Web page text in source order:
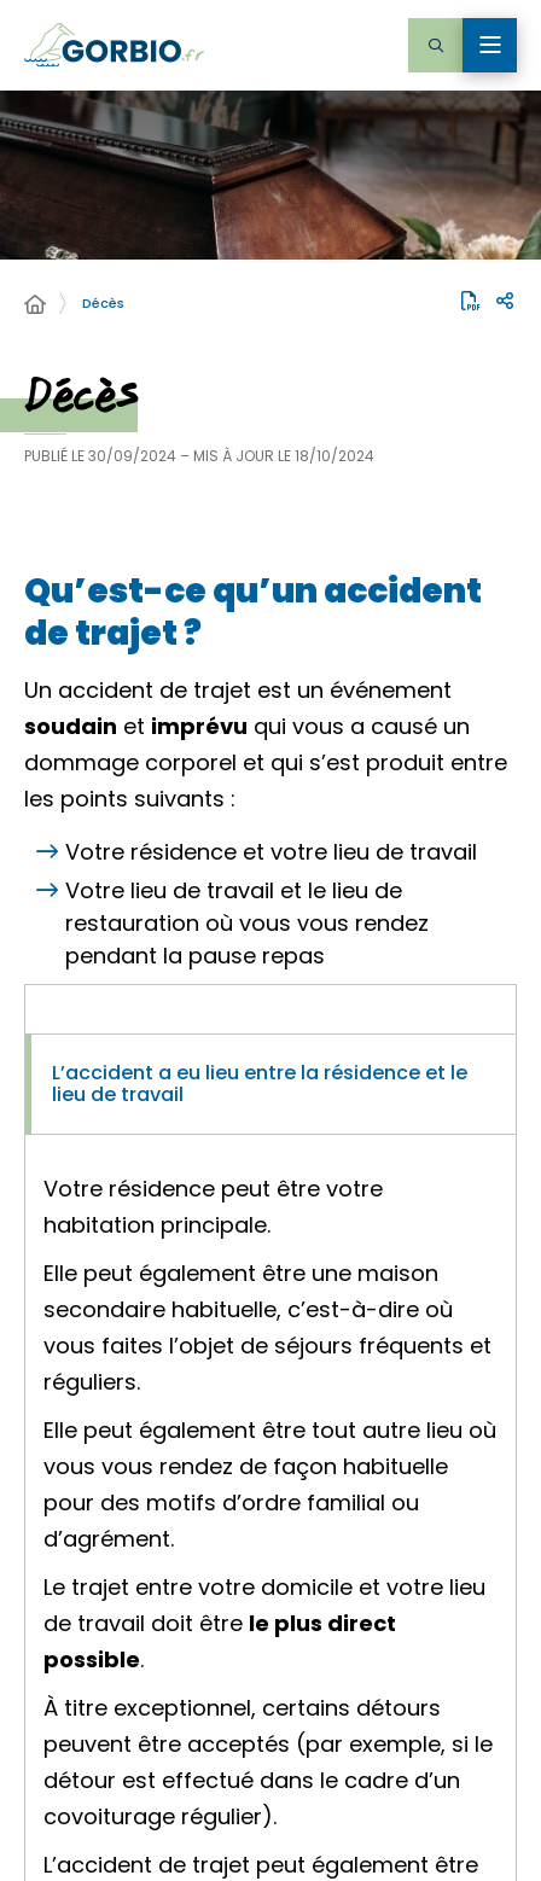
Décès
Décès
PUBLIÉ LE30/09/2024 – MIS À JOUR LE18/10/2024
Qu’est-ce qu’un accident
de trajet ?
Un accident de trajet est un événement
soudain et imprévu qui vous a causé un
dommage corporel et qui s’est produit entre
les points suivants :
Votre résidence et votre lieu de travail
Votre lieu de travail et le lieu de
restauration où vous vous rendez
pendant la pause repas
L’accident a eu lieu entre la résidence et le
lieu de travail
Votre résidence peut être votre
habitation principale.
Elle peut également être une maison
secondaire habituelle, c’est-à-dire où
vous faites l’objet de séjours fréquents et
réguliers.
Elle peut également être tout autre lieu où
vous vous rendez de façon habituelle
pour des motifs d’ordre familial ou
d’agrément.
Le trajet entre votre domicile et votre lieu
de travail doit être le plus direct
possible.
À titre exceptionnel, certains détours
peuvent être acceptés (par exemple, si le
détour est effectué dans le cadre d’un
covoiturage régulier).
L’accident de trajet peut également être